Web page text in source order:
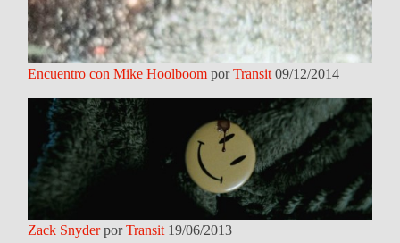
Encuentro con Mike Hoolboom porTransit 09/12/2014
Zack SnyderporTransit 19/06/2013